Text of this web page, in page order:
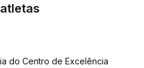
do Centro de Excelência